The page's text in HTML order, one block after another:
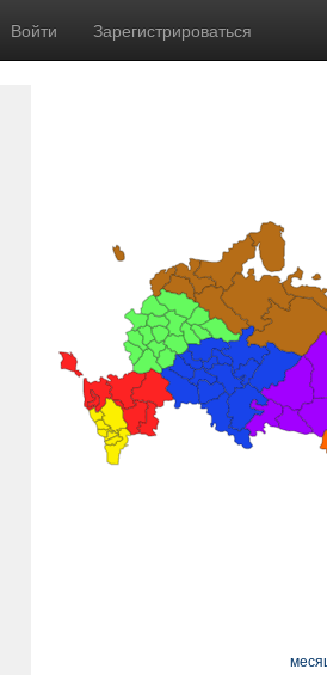
Войти Зарегистрироваться